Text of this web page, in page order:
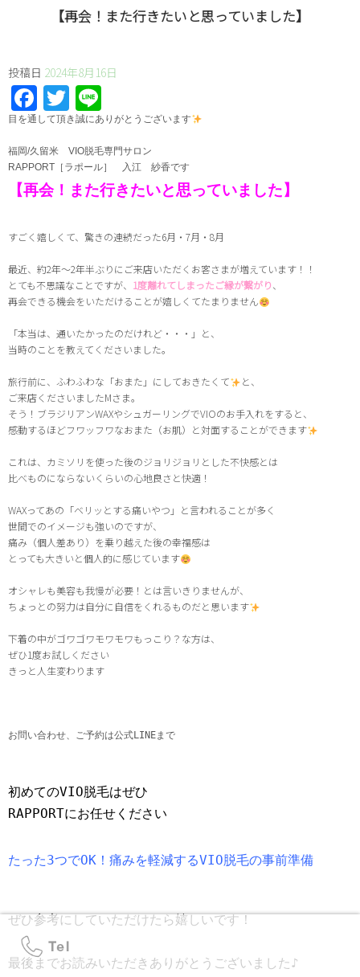
【再会！また行きたいと思っていました】
投稿日 2024年8月16日
Facebook
Twitter
⁡目を通して頂き誠にありがとうございます
福岡/久留米 VIO脱毛専門サロン
RAPPORT［ラポール］ 入江 紗香です
【再会！また行きたいと思っていました】
すごく嬉しくて、驚きの連続だった6月・7月・8月
最近、約2年〜2年半ぶりにご来店いただくお客さまが増えています！！
とても不思議なことですが、 1度離れてしまったご縁が繋がり、
再会できる機会をいただけることが嬉しくてたまりません
「本当は、通いたかったのだけれど・・・」と、
当時のことを教えてくださいました。
旅行前に、ふわふわな「おまた」にしておきたくて
と、
ご来店くださいましたMさま。
そう！ブラジリアンWAXやシュガーリングでVIOのお手入れをすると、
感動するほどフワッフワなおまた（お肌）と対面することができます
これは、カミソリを使った後のジョリジョリとした不快感とは
比べものにならないくらいの心地良さと快適！
WAXってあの「ベリッとする痛いやつ」と言われることが多く
世間でのイメージも強いのですが、
痛み（個人差あり）を乗り越えた後の幸福感は
とっても大きいと個人的に感じています
オシャレも美容も我慢が必要！とは言いきりませんが、
ちょっとの努力は自分に自信をくれるものだと思います
下着の中がゴワゴワモワモワもっこり？な方は、
ぜひ1度お試しください
きっと人生変わります
お問い合わせ、ご予約は公式LINEまで
初めてのVIO脱毛はぜひ
RAPPORTにお任せください
たった3つでOK！痛みを軽減するVIO脱毛の事前準備
ぜひ参考にしていただけたら嬉しいです！
最後までお読みいただきありがとうございました♪